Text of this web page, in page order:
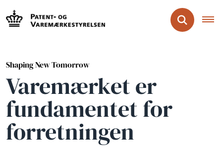
Shaping New Tomorrow
Varemærket er
fundamentet for
forretningen